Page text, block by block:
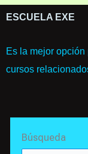
ESCUELA EXE
Es la mejor
cursos
Búsqueda
for: